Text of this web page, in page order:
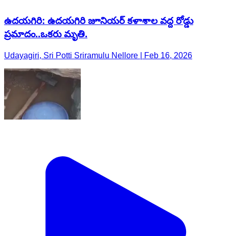
ఉదయగిరి: ఉదయగిరి జూనియర్ కళాశాల వద్ద రోడ్డు
ప్రమాదం..ఒకరు మృతి.
Udayagiri, Sri Potti Sriramulu Nellore | Feb 16, 2026